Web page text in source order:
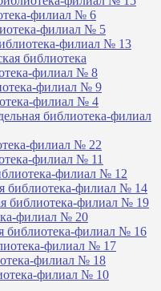
филиал № 6
филиал № 5
филиал № 13
библиотека
филиал № 8
филиал № 9
филиал № 4
библиотека-филиал
филиал № 22
филиал № 11
филиал № 12
библиотека-филиал № 14
библиотека-филиал № 19
филиал № 20
библиотека-филиал № 16
филиал № 17
филиал № 18
филиал № 10